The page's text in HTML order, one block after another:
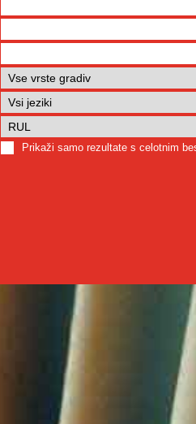
Prikaži samo rezultate s celotnim